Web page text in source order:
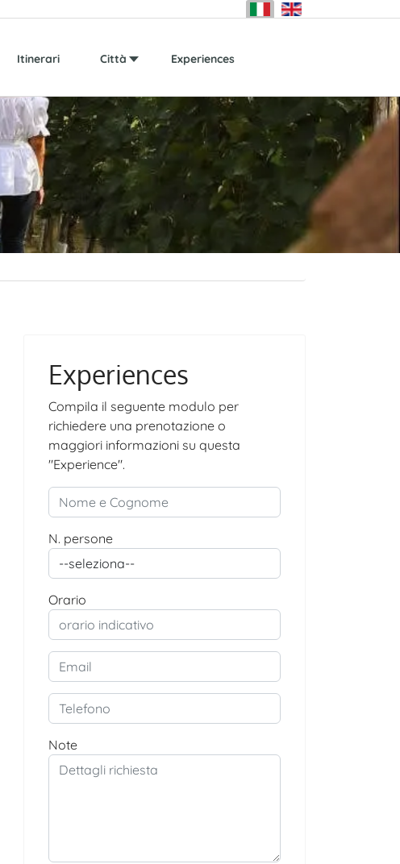
Itinerari Città Experiences
Experiences
Compila il seguente modulo per
richiedere una prenotazione o
maggiori informazioni su questa
"Experience".
N. persone
Orario
Note